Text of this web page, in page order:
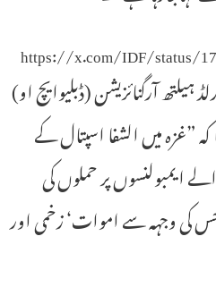
https://x.com/IDF/status/
ہیلتھ آرگنائزیشن (ڈبلیوایچ او)
”غزہ میں الشفا اسپتال کے
ایمبولنسوں پر حملوں کی
کی وجہہ سے اموات‘ زخمی اور